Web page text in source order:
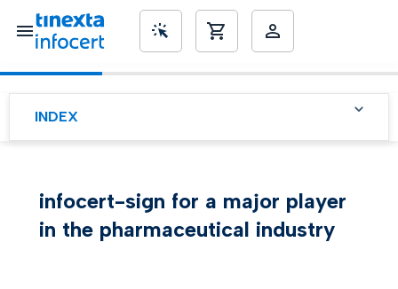
INDEX
A gyógyszeripar és a
digitális átalakulás: a
infocert-sign for a major player
in the pharmaceutical industry